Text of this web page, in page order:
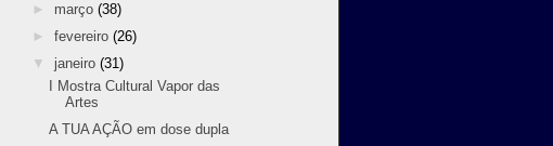
► março (38)
► fevereiro (26)
▼ janeiro (31)
I Mostra Cultural Vapor das
Artes
A TUA AÇÃO em dose dupla